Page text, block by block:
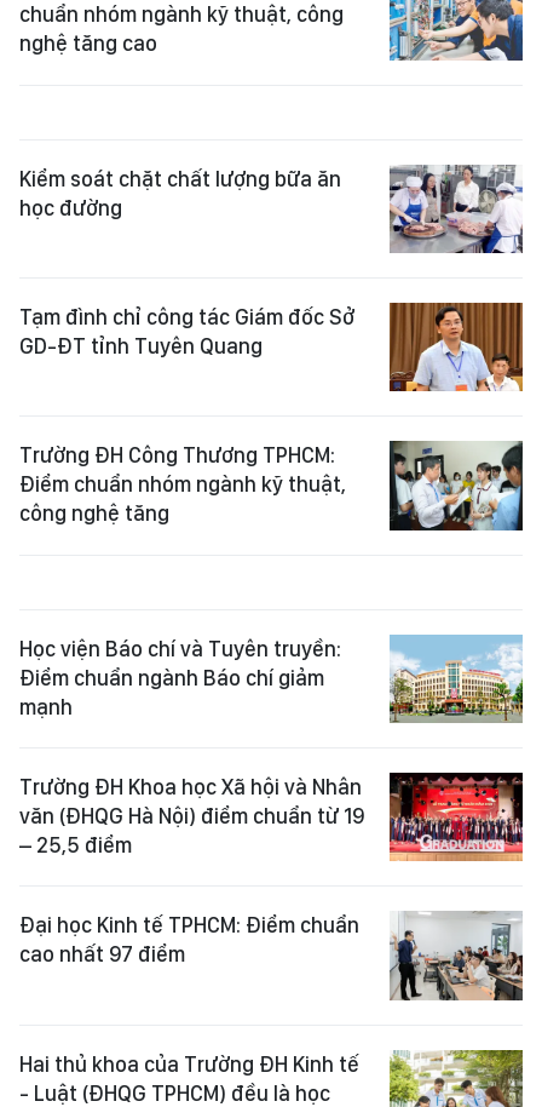
chuẩn nhóm ngành kỹ thuật, công
nghệ tăng cao
Kiểm soát chặt chất lượng bữa ăn
học đường
Tạm đình chỉ công tác Giám đốc Sở
GD-ĐT tỉnh Tuyên Quang
Trường ĐH Công Thương TPHCM:
Điểm chuẩn nhóm ngành kỹ thuật,
công nghệ tăng
Học viện Báo chí và Tuyên truyền:
Điểm chuẩn ngành Báo chí giảm
mạnh
Trường ĐH Khoa học Xã hội và Nhân
văn (ĐHQG Hà Nội) điểm chuẩn từ 19
– 25,5 điểm
Đại học Kinh tế TPHCM: Điểm chuẩn
cao nhất 97 điểm
Hai thủ khoa của Trường ĐH Kinh tế
- Luật (ĐHQG TPHCM) đều là học